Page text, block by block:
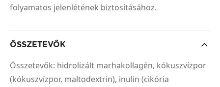
folyamatos jelenlétének biztosításához.
ÖSSZETEVŐK
Összetevők: hidrolizált marhakollagén, kókuszvízpor
(kókuszvízpor, maltodextrin), inulin (cikória